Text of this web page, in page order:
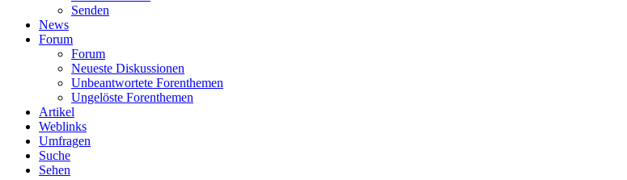
Senden
News
Forum
Forum
Neueste Diskussionen
Unbeantwortete Forenthemen
Ungelöste Forenthemen
Artikel
Weblinks
Umfragen
Suche
Sehen